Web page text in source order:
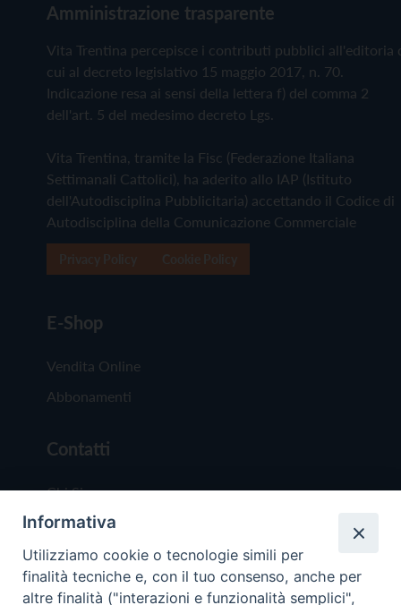
Amministrazione trasparente
Vita Trentina percepisce i contributi pubblici all'editoria
cui al decreto legislativo 15 maggio 2017, n. 70.
Indicazione resa ai sensi della lettera f) del comma 2
dell'art. 5 del medesimo decreto Lgs.
Vita Trentina, tramite la Fisc (Federazione Italiana
Settimanali Cattolici), ha aderito allo IAP (Istituto
dell'Autodisciplina Pubblicitaria) accettando il Codice di
Autodisciplina della Comunicazione Commerciale
E-Shop
Vendita Online
Abbonamenti
Contatti
Chi Siamo
Redazione
Scrivici
Informativa
Utilizziamo cookie o tecnologie simili per
finalità tecniche e, con il tuo consenso, anche per
altre finalità ("interazioni e funzionalità semplici",